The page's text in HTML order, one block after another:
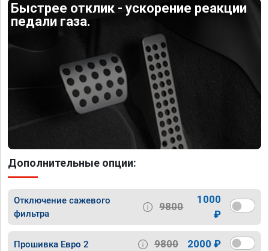
Быстрее отклик - ускорение реакции
педали газа.
Дополнительные опции:
Отключение сажевого
фильтра
9800
1000
₽
Прошивка Евро 2 9800 2000 ₽